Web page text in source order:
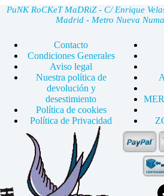
PuNK RoCKeT MaDRiZ - C/ Enrique
Madrid - Metro Nueva
Contacto
Condiciones Generales
Aviso legal
Nuestra política de
devolución y
desestimiento
Política de cookies
Política de Privacidad